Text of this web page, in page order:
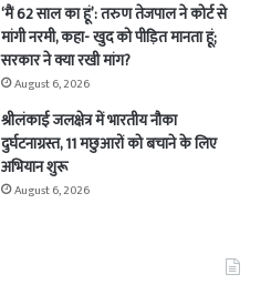
‘मैं 62 साल का हूं’: तरुण तेजपाल ने कोर्ट से
मांगी नरमी, कहा- खुद को पीड़ित मानता हूं;
सरकार ने क्या रखी मांग?
August 6, 2026
श्रीलंकाई जलक्षेत्र में भारतीय नौका
दुर्घटनाग्रस्त, 11 मछुआरों को बचाने के लिए
अभियान शुरू
August 6, 2026